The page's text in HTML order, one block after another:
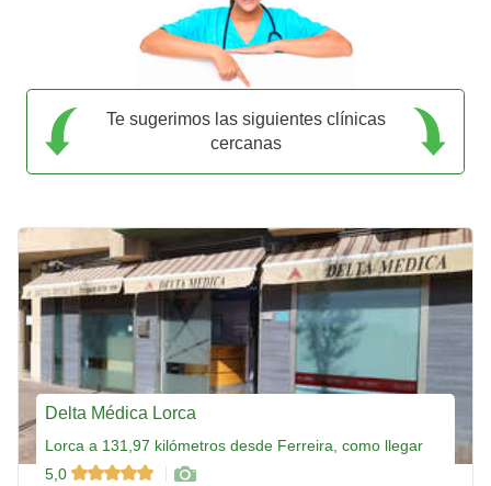
Te sugerimos las siguientes clínicas
cercanas
Delta Médica Lorca
Lorca a 131,97 kilómetros desde Ferreira, como llegar
5,0